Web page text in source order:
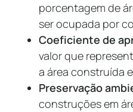
porcentagem de
ser ocupada por
Coeficiente de
valor que
a área construída
Preservação
construções em